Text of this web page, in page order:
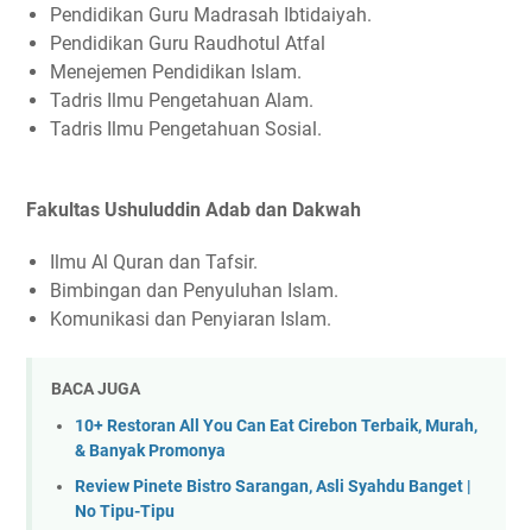
Pendidikan Guru Madrasah Ibtidaiyah.
Pendidikan Guru Raudhotul Atfal
Menejemen Pendidikan Islam.
Tadris Ilmu Pengetahuan Alam.
Tadris Ilmu Pengetahuan Sosial.
Fakultas Ushuluddin Adab dan Dakwah
Ilmu Al Quran dan Tafsir.
Bimbingan dan Penyuluhan Islam.
Komunikasi dan Penyiaran Islam.
BACA JUGA
10+ Restoran All You Can Eat Cirebon Terbaik, Murah,
& Banyak Promonya
Review Pinete Bistro Sarangan, Asli Syahdu Banget |
No Tipu-Tipu